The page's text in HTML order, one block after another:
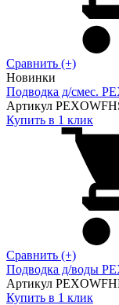
Сравнить (+)
Новинки
Подводка д/смес.
Артикул
Купить в 1 клик
Сравнить (+)
Подводка д/воды
Артикул
Купить в 1 клик